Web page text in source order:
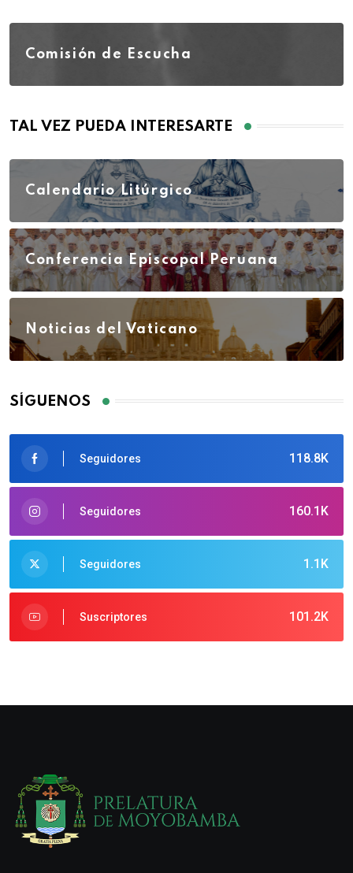
Comisión de Escucha
TAL VEZ PUEDA INTERESARTE
Calendario Litúrgico
Conferencia Episcopal Peruana
Noticias del Vaticano
SÍGUENOS
118.8K
Seguidores
160.1K
Seguidores
1.1K
Seguidores
101.2K
Suscriptores